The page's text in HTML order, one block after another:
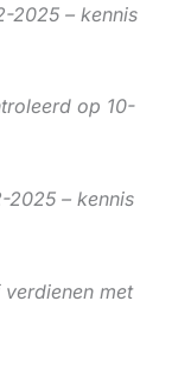
2025 – kennis
op 10-
2025 – kennis
met